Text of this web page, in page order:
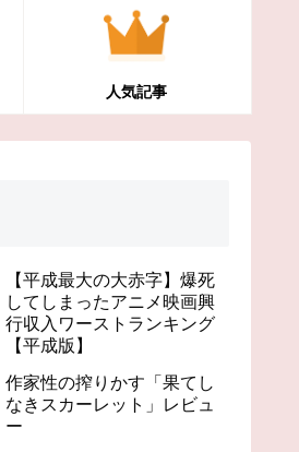
人気記事
98分の無感動「未来のミ
ライ」レビュー
【平成最大の大赤字】爆死
してしまったアニメ映画興
行収入ワーストランキング
【平成版】
作家性の搾りかす「果てし
なきスカーレット」レビュ
ー